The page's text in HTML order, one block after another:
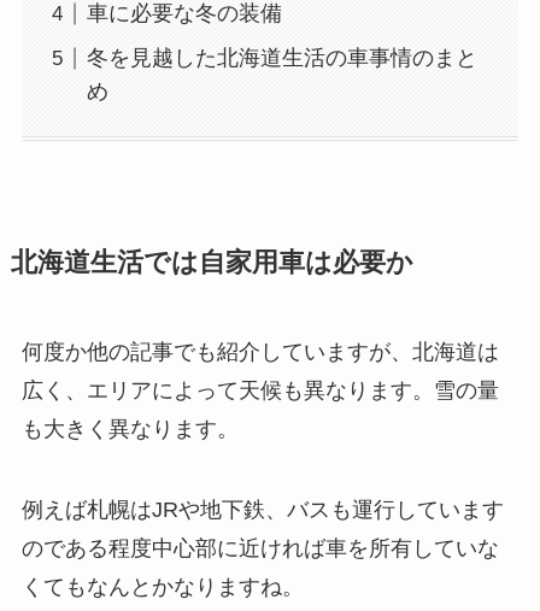
車に必要な冬の装備
冬を見越した北海道生活の車事情のまと
め
北海道生活では自家用車は必要か
何度か他の記事でも紹介していますが、北海道は
広く、エリアによって天候も異なります。雪の量
も大きく異なります。
例えば札幌はJRや地下鉄、バスも運行しています
のである程度中心部に近ければ車を所有していな
くてもなんとかなりますね。